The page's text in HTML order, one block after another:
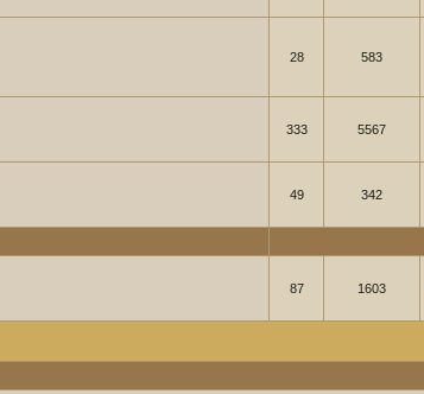
28 583
333 5567
49 342
87 1603